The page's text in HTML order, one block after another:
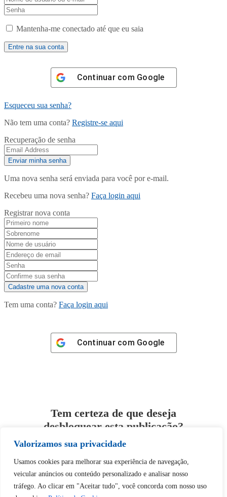
Valorizamos sua privacidade
Usamos cookies para melhorar sua experiência de navegação,
veicular anúncios ou conteúdo personalizado e analisar nosso
tráfego. Ao clicar em "Aceitar tudo", você concorda com nosso uso
Mantenha-me conectado até que eu saia
Continuar com Google
Esqueceu sua senha?
Não tem uma conta? Registre-se aqui
Recuperação de senha
Uma nova senha será enviada para você por e-mail.
Recebeu uma nova senha? Faça login aqui
Registrar nova conta
Tem uma conta? Faça login aqui
Continuar com Google
Tem certeza de que deseja
desbloquear esta publicação?
Sim Não